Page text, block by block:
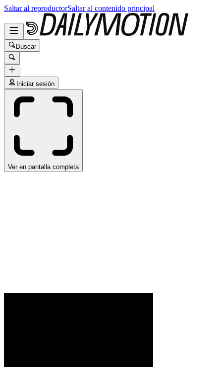
Saltar al reproductorSaltar al contenido principal
Buscar
Iniciar sesión
Ver en pantalla completa